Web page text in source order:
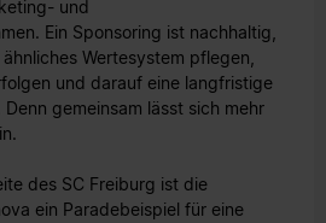
und
Ein Sponsoring ist nachhaltig,
Wertesystem pflegen,
und darauf eine langfristige
gemeinsam lässt sich mehr
des SC Freiburg ist die
ein Paradebeispiel für eine